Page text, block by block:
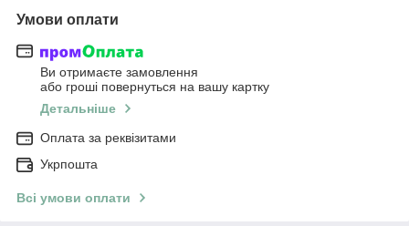
Умови оплати
Ви отримаєте замовлення
або гроші повернуться на вашу картку
Детальніше
Оплата за реквізитами
Укрпошта
Всі умови оплати